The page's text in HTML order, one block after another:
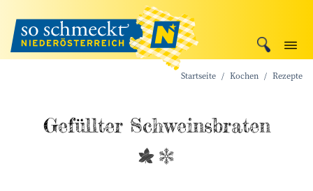
Startseite Kochen Rezepte
Gefüllter Schweinsbraten